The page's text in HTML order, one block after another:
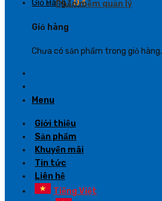
Giỏ Hàng /0₫
Giỏ hàng
Chưa có sản phẩm trong giỏ hàng.
Menu
Phần mềm quản lý
Giới thiệu
Sản phẩm
Khuyến mãi
Tin tức
Liên hệ
Tiếng Việt